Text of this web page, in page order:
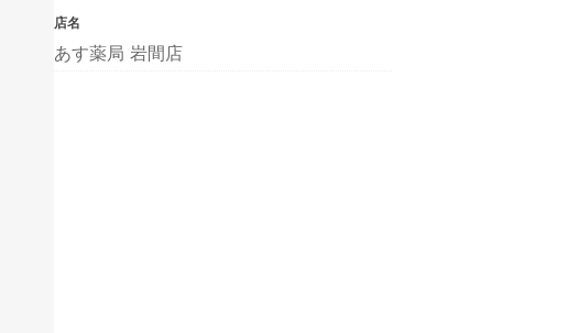
店名
あす薬局 岩間店